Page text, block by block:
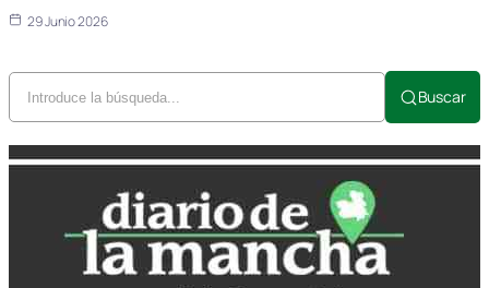
29 Junio 2026
Buscar